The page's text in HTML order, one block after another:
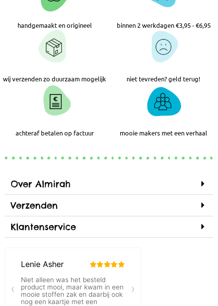
handgemaakt en origineel binnen 2 werkdagen €3,95 - €6,95
wij verzenden zo duurzaam mogelijk niet tevreden? geld terug!
achteraf betalen op factuur mooie makers met een verhaal
Over Almirah
Verzenden
Klantenservice